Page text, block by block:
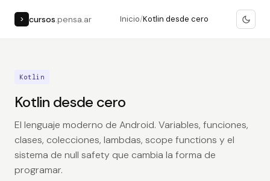
> cursos .pensa.ar Inicio/Kotlin desde cero
Kotlin
Kotlin desde cero
El lenguaje moderno de Android. Variables, funciones,
clases, colecciones, lambdas, scope functions y el
sistema de null safety que cambia la forma de
programar.